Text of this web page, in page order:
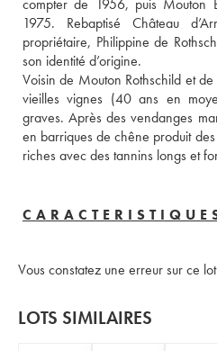
compter de 1956, puis Mouton
1975. Rebaptisé Château
propriétaire, Philippine de
son identité d’origine.
Voisin de Mouton Rothschild et
vieilles vignes (40 ans en
graves. Après des vendanges
en barriques de chêne produit
riches avec des tannins longs et
Vous constatez une erreur sur ce
LOTS SIMILAIRES